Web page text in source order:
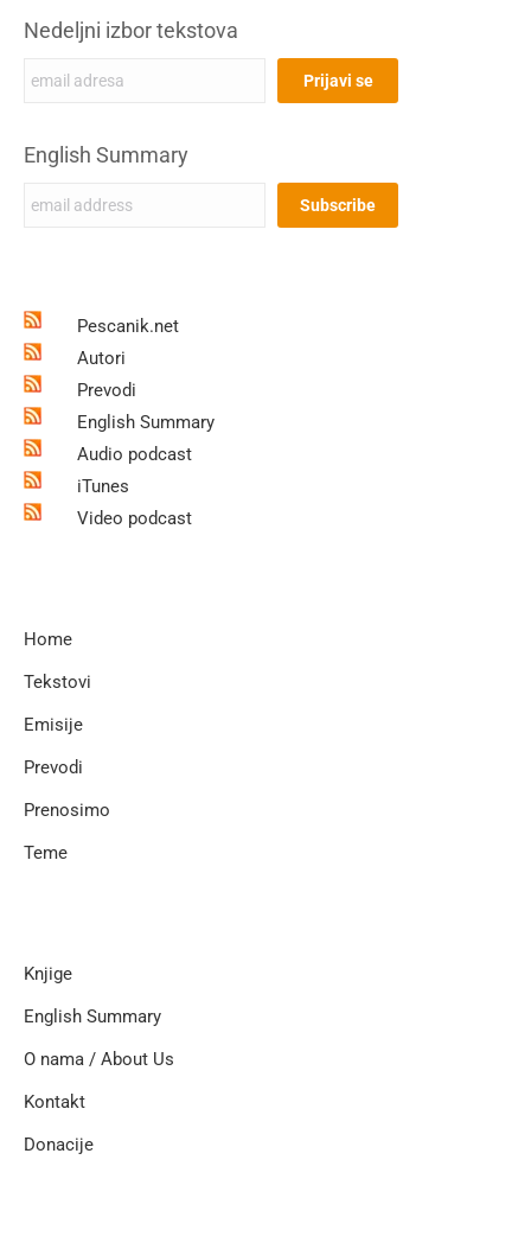
Nedeljni izbor tekstova
English Summary
Pescanik.net
Autori
Prevodi
English Summary
Audio podcast
iTunes
Video podcast
Home
Tekstovi
Emisije
Prevodi
Prenosimo
Teme
Knjige
English Summary
O nama / About Us
Kontakt
Donacije